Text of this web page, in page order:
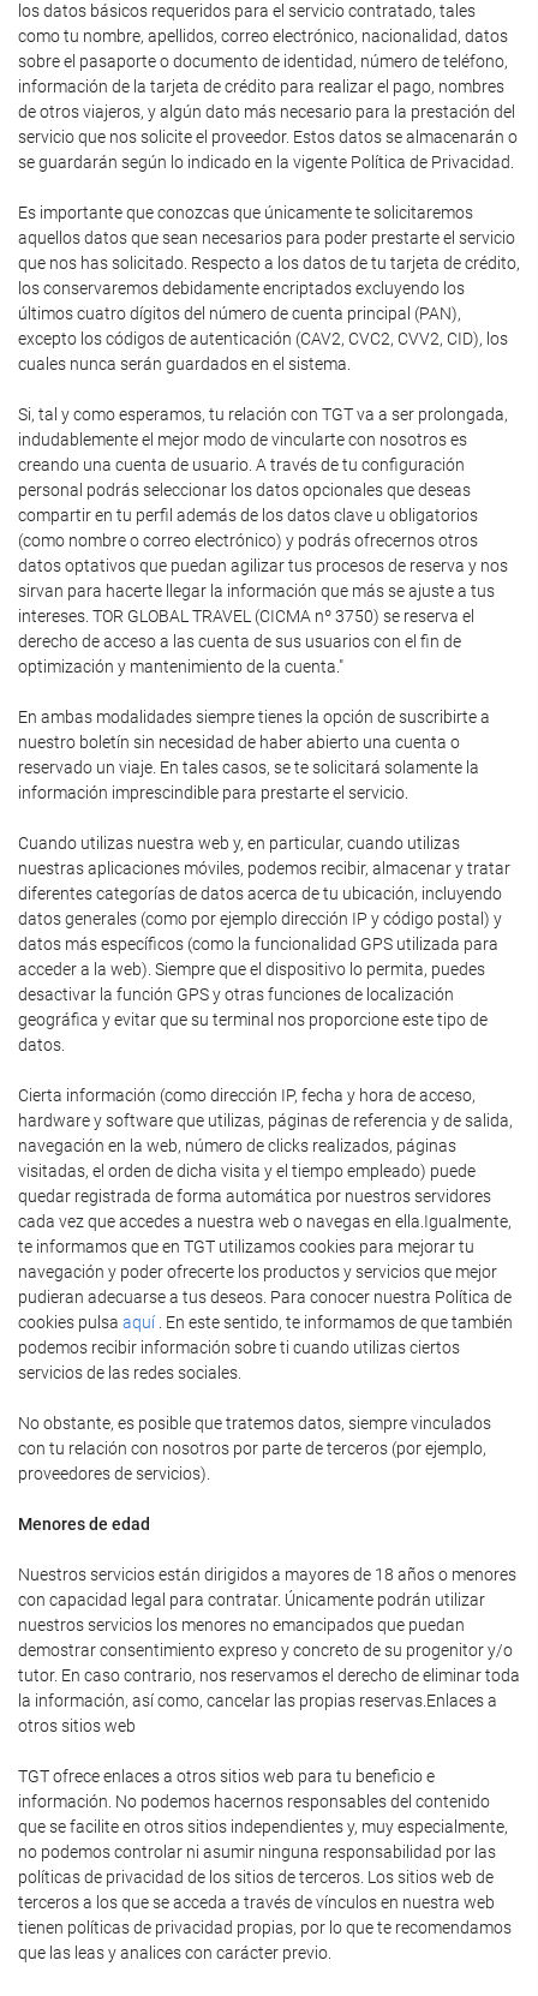
los datos básicos requeridos para el servicio contratado, tales
como tu nombre, apellidos, correo electrónico, nacionalidad, datos
sobre el pasaporte o documento de identidad, número de teléfono,
información de la tarjeta de crédito para realizar el pago, nombres
de otros viajeros, y algún dato más necesario para la prestación del
servicio que nos solicite el proveedor. Estos datos se almacenarán o
se guardarán según lo indicado en la vigente Política de Privacidad.
Es importante que conozcas que únicamente te solicitaremos
aquellos datos que sean necesarios para poder prestarte el servicio
que nos has solicitado. Respecto a los datos de tu tarjeta de crédito,
los conservaremos debidamente encriptados excluyendo los
últimos cuatro dígitos del número de cuenta principal (PAN),
excepto los códigos de autenticación (CAV2, CVC2, CVV2, CID), los
cuales nunca serán guardados en el sistema.
Si, tal y como esperamos, tu relación con TGT va a ser prolongada,
indudablemente el mejor modo de vincularte con nosotros es
creando una cuenta de usuario. A través de tu configuración
personal podrás seleccionar los datos opcionales que deseas
compartir en tu perfil además de los datos clave u obligatorios
(como nombre o correo electrónico) y podrás ofrecernos otros
datos optativos que puedan agilizar tus procesos de reserva y nos
sirvan para hacerte llegar la información que más se ajuste a tus
intereses. TOR GLOBAL TRAVEL (CICMA nº 3750) se reserva el
derecho de acceso a las cuenta de sus usuarios con el fin de
optimización y mantenimiento de la cuenta."
En ambas modalidades siempre tienes la opción de suscribirte a
nuestro boletín sin necesidad de haber abierto una cuenta o
reservado un viaje. En tales casos, se te solicitará solamente la
información imprescindible para prestarte el servicio.
Cuando utilizas nuestra web y, en particular, cuando utilizas
nuestras aplicaciones móviles, podemos recibir, almacenar y tratar
diferentes categorías de datos acerca de tu ubicación, incluyendo
datos generales (como por ejemplo dirección IP y código postal) y
datos más específicos (como la funcionalidad GPS utilizada para
acceder a la web). Siempre que el dispositivo lo permita, puedes
desactivar la función GPS y otras funciones de localización
geográfica y evitar que su terminal nos proporcione este tipo de
datos.
Cierta información (como dirección IP, fecha y hora de acceso,
hardware y software que utilizas, páginas de referencia y de salida,
navegación en la web, número de clicks realizados, páginas
visitadas, el orden de dicha visita y el tiempo empleado) puede
quedar registrada de forma automática por nuestros servidores
cada vez que accedes a nuestra web o navegas en ella.Igualmente,
te informamos que en TGT utilizamos cookies para mejorar tu
navegación y poder ofrecerte los productos y servicios que mejor
pudieran adecuarse a tus deseos. Para conocer nuestra Política de
cookies pulsa aquí . En este sentido, te informamos de que también
podemos recibir información sobre ti cuando utilizas ciertos
servicios de las redes sociales.
No obstante, es posible que tratemos datos, siempre vinculados
con tu relación con nosotros por parte de terceros (por ejemplo,
proveedores de servicios).
Menores de edad
Nuestros servicios están dirigidos a mayores de 18 años o menores
con capacidad legal para contratar. Únicamente podrán utilizar
nuestros servicios los menores no emancipados que puedan
demostrar consentimiento expreso y concreto de su progenitor y/o
tutor. En caso contrario, nos reservamos el derecho de eliminar toda
la información, así como, cancelar las propias reservas.Enlaces a
otros sitios web
TGT ofrece enlaces a otros sitios web para tu beneficio e
información. No podemos hacernos responsables del contenido
que se facilite en otros sitios independientes y, muy especialmente,
no podemos controlar ni asumir ninguna responsabilidad por las
políticas de privacidad de los sitios de terceros. Los sitios web de
terceros a los que se acceda a través de vínculos en nuestra web
tienen políticas de privacidad propias, por lo que te recomendamos
que las leas y analices con carácter previo.